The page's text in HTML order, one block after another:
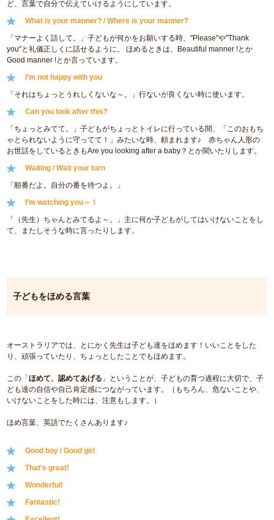
ど、言葉で自分で伝えていけるようにしています。
What is your manner? / Where is your manner?
「マナーよく話して。」子どもが何かをお願いする時、"Please"や"Thank
you"と礼儀正しくに話せるように。 ほめるときは、Beautiful manner !とか
Good manner !とか言っています。
I’m not happy with you
「それはちょっとうれしくないな～。」行ないが良くない時に使います。
Can you look after this?
「ちょっとみてて。」子どもがちょっとトイレに行っている間、「このおもち
ゃとられないように守ってて！」みたいな時、頼まれます♪ 赤ちゃん人形の
お世話をしているときもAre you looking after a baby？とか聞いたりします。
Waiting / Wait your turn
「順番だよ。自分の番を待つよ。」
I’m watching you～！
「（先生）ちゃんとみてるよ～。」主に何か子どもがしてはいけないことをし
て、またしそうな時に言ったりします。
子どもをほめる言葉
オーストラリアでは、とにかく先生は子ども達をほめます！いいことをした
り、頑張っていたり、ちょっとしたことでもほめます。
この「ほめて、認めてあげる 」ということが、子どもの育つ過程に大切で、子
ども達の自信や自己肯定感につながっています。（もちろん、危ないことや、
いけないことをした時には、注意もします。）
ほめ言葉、英語でたくさんあります♪
Good boy / Good girl
That's great!
Wonderful!
Fantastic!